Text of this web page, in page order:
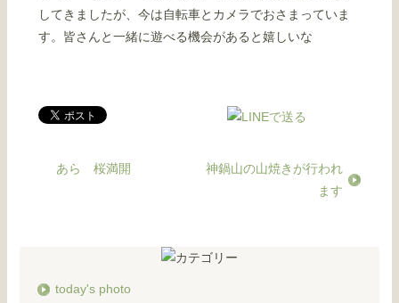
してきましたが、今は自転車とカメラでおさまっていま
す。皆さんと一緒に遊べる機会があると嬉しいな
あら 桜満開
神鍋山の山焼きが行われ
ます
today's photo